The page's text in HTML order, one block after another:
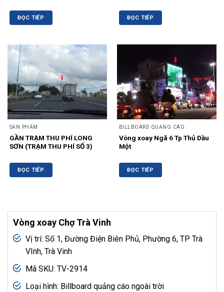
ĐỌC TIẾP ĐỌC TIẾP
SẢN PHẨM
GẦN TRẠM THU PHÍ LONG
SƠN (TRẠM THU PHÍ SỐ 3)
ĐỌC TIẾP
BILLBOARD QUẢNG CÁO
Vòng xoay Ngã 6 Tp Thủ Dầu
Một
ĐỌC TIẾP
Vòng xoay Chợ Trà Vinh
Vị trí: Số 1, Đường Điện Biên Phủ, Phường 6, TP Trà
VInh, Trà Vinh
Mã SKU: TV-2914
Loại hình: Billboard quảng cáo ngoài trời